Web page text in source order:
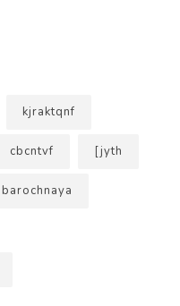
kjraktqnf
cbcntvf [jyth
barochnaya